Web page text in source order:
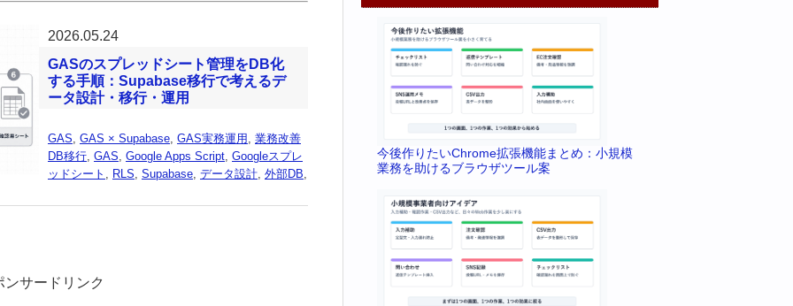
2026.05.24
GASのスプレッドシート管理をDB化
する手順：Supabase移行で考えるデ
ータ設計・移行・運用
GAS, GAS × Supabase, GAS実務運用 , 業務改善
DB移行, GAS, Google Apps Script, Googleスプレ
ッドシート , RLS, Supabase, データ設計, 外部DB,
ンサードリンク
今後作りたいChrome拡張機能まとめ：小規模
業務を助けるブラウザツール案